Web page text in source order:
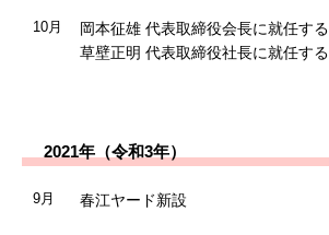
10月
岡本征雄 代表取締役会長に就任する
草壁正明 代表取締役社長に就任する
2021年（令和3年）
9月 春江ヤード新設